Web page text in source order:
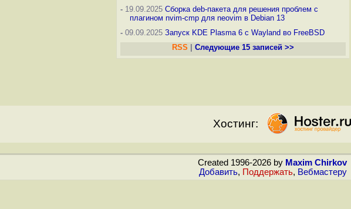
- 19.09.2025 Сборка deb-пакета для решения проблем с
плагином nvim-cmp для neovim в Debian 13
- 09.09.2025 Запуск KDE Plasma 6 с Wayland во FreeBSD
RSS
Следующие 15 записей >>
Хостинг:
Created 1996-2026 by Maxim Chirkov
Добавить, Поддержать, Вебмастеру